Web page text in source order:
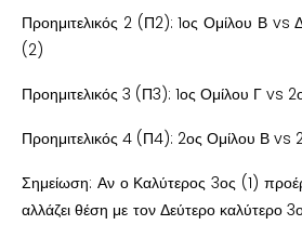
Προημιτελικός 2 (Π2): 1ος Ομίλου Β vs
(2)
Προημιτελικός 3 (Π3): 1ος Ομίλου Γ vs
Προημιτελικός 4 (Π4): 2ος Ομίλου Β vs
Σημείωση: Αν ο Καλύτερος 3ος (1)
αλλάζει θέση με τον Δεύτερο καλύτερο